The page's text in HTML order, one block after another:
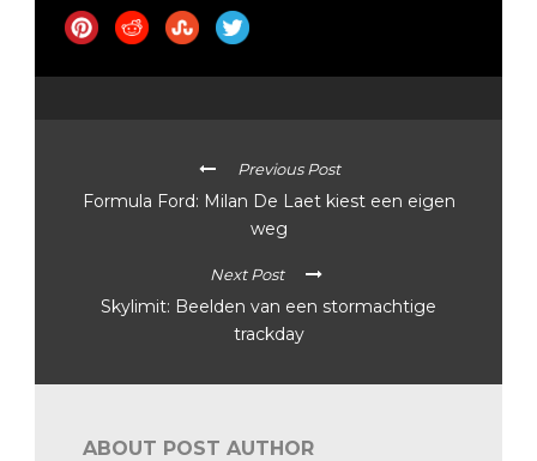
Previous Post
Formula Ford: Milan De Laet kiest een eigen
weg
Next Post
Skylimit: Beelden van een stormachtige
trackday
ABOUT POST AUTHOR